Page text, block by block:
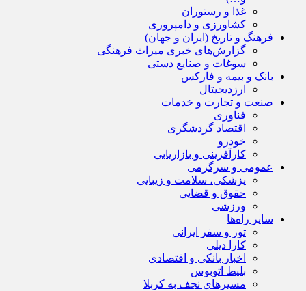
غذا و رستوران
کشاورزی و دامپروری
فرهنگ و تاریخ (ایران و جهان)
گزارش‌های خبری میراث فرهنگی
سوغات و صنایع دستی
بانک و بیمه و فارکس
ارزدیجیتال
صنعت و تجارت و خدمات
فناوری
اقتصاد گردشگری
خودرو
کارآفرینی و بازاریابی
عمومی و سرگرمی
پزشکی، سلامت و زیبایی
حقوق و قضایی
ورزشی
سایر راه‌ها
تور و سفر ایرانی
کارا دیلی
اخبار بانکی و اقتصادی
بلیط اتوبوس
مسیرهای نجف به کربلا